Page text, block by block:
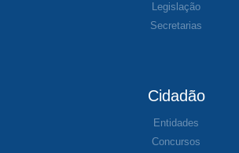
Legislação
Secretarias
Cidadão
Entidades
Concursos